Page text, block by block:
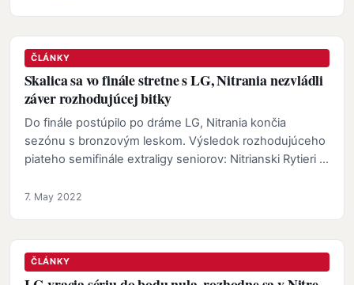
ČLÁNKY
Skalica sa vo finále stretne s LG, Nitrania nezvládli
záver rozhodujúcej bitky
Do finále postúpilo po dráme LG, Nitrania končia
sezónu s bronzovým leskom. Výsledok rozhodujúceho
piateho semifinále extraligy seniorov: Nitrianski Rytieri -
7. May 2022
ČLÁNKY